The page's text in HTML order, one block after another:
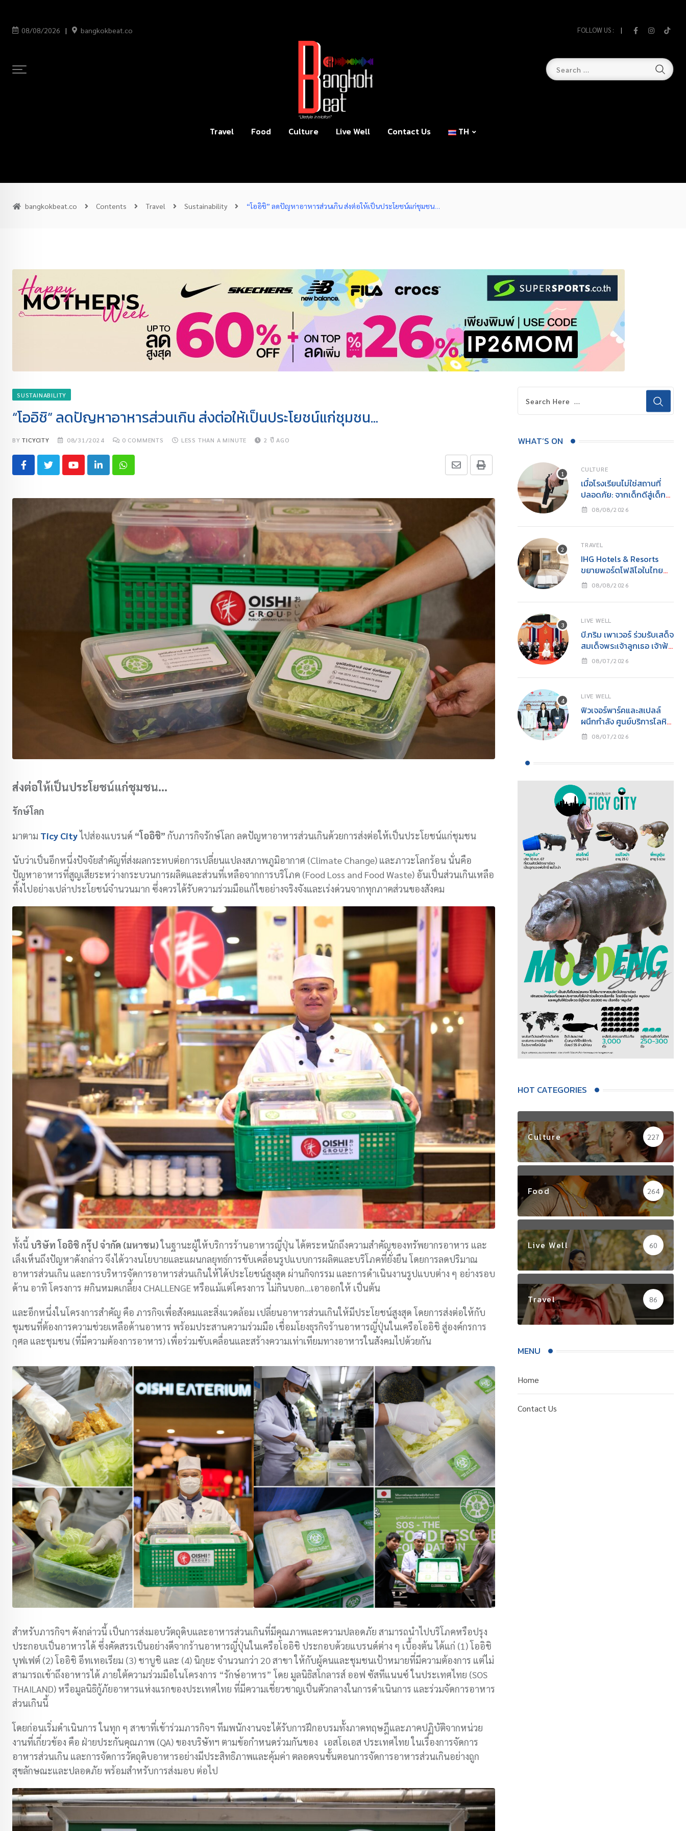
08/08/2026 bangkokbeat.co FOLLOW US :
Travel Food Culture Live Well Contact Us TH
bangkokbeat.co Contents Travel Sustainability “โออิชิ” ลดปัญหาอาหารส่วนเกิน ส่งต่อให้เป็นประโยชน์แก่ชุมชน…
SUSTAINABILITY
“โออิชิ” ลดปัญหาอาหารส่วนเกิน ส่งต่อให้เป็นประโยชน์แก่ชุมชน…
BYTICYCITY 08/31/2024 0 COMMENTS LESS THAN A MINUTE 2 ปี AGO
ส่งต่อให้เป็นประโยชน์แก่ชุมชน…
รักษ์โลก
มาตาม Ticy Cityไปส่องแบรนด์ “โออิชิ” กับภารกิจรักษ์โลก ลดปัญหาอาหารส่วนเกินด้วยการส่งต่อให้เป็นประโยชน์แก่ชุมชน
นับว่าเป็นอีกหนึ่งปัจจัยสำคัญที่ส่งผลกระทบต่อการเปลี่ยนแปลงสภาพภูมิอากาศ (Climate Change) และภาวะโลกร้อน นั่นคือ
ปัญหาอาหารที่สูญเสียระหว่างกระบวนการผลิตและส่วนที่เหลือจากการบริโภค (Food Loss and Food Waste) อันเป็นส่วนเกินเหลือ
ทิ้งไปอย่างเปล่าประโยชน์จำนวนมาก ซึ่งควรได้รับความร่วมมือแก้ไขอย่างจริงจังและเร่งด่วนจากทุกภาคส่วนของสังคม
ทั้งนี้ บริษัท โออิชิ กรุ๊ป จำกัด (มหาชน)ในฐานะผู้ให้บริการร้านอาหารญี่ปุ่น ได้ตระหนักถึงความสำคัญของทรัพยากรอาหาร และ
เล็งเห็นถึงปัญหาดังกล่าว จึงได้วางนโยบายและแผนกลยุทธ์การขับเคลื่อนรูปแบบการผลิตและบริโภคที่ยั่งยืน โดยการลดปริมาณ
อาหารส่วนเกิน และการบริหารจัดการอาหารส่วนเกินให้ได้ประโยชน์สูงสุด ผ่านกิจกรรม และการดำเนินงานรูปแบบต่าง ๆ อย่างรอบ
ด้าน อาทิ โครงการ #กินหมดเกลี้ยง CHALLENGE หรือแม้แต่โครงการ ไม่กินบอก…เอาออกให้ เป็นต้น
และอีกหนึ่งในโครงการสำคัญ คือ ภารกิจเพื่อสังคมและสิ่งแวดล้อม เปลี่ยนอาหารส่วนเกินให้มีประโยชน์สูงสุด โดยการส่งต่อให้กับ
ชุมชนที่ต้องการความช่วยเหลือด้านอาหาร พร้อมประสานความร่วมมือ เชื่อมโยงธุรกิจร้านอาหารญี่ปุ่นในเครือโออิชิ สู่องค์กรการ
กุศล และชุมชน (ที่มีความต้องการอาหาร) เพื่อร่วมขับเคลื่อนและสร้างความเท่าเทียมทางอาหารในสังคมไปด้วยกัน
สำหรับภารกิจฯ ดังกล่าวนี้ เป็นการส่งมอบวัตถุดิบและอาหารส่วนเกินที่มีคุณภาพและความปลอดภัย สามารถนำไปบริโภคหรือปรุง
ประกอบเป็นอาหารได้ ซึ่งคัดสรรเป็นอย่างดีจากร้านอาหารญี่ปุ่นในเครือโออิชิ ประกอบด้วยแบรนด์ต่าง ๆ เบื้องต้น ได้แก่ (1) โออิชิ
บุฟเฟต์ (2) โออิชิ อีทเทอเรียม (3) ชาบูชิ และ (4) นิกุยะ จำนวนกว่า 20 สาขา ให้กับผู้คนและชุมชนเป้าหมายที่มีความต้องการ แต่ไม่
สามารถเข้าถึงอาหารได้ ภายใต้ความร่วมมือในโครงการ “รักษ์อาหาร” โดย มูลนิธิสโกลารส์ ออฟ ซัสทีแนนซ์ ในประเทศไทย (SOS
THAILAND) หรือมูลนิธิกู้ภัยอาหารแห่งแรกของประเทศไทย ที่มีความเชี่ยวชาญเป็นตัวกลางในการดำเนินการ และร่วมจัดการอาหาร
ส่วนเกินนี้
โดยก่อนเริ่มดำเนินการ ในทุก ๆ สาขาที่เข้าร่วมภารกิจฯ ทีมพนักงานจะได้รับการฝึกอบรมทั้งภาคทฤษฎีและภาคปฏิบัติจากหน่วย
งานที่เกี่ยวข้อง คือ ฝ่ายประกันคุณภาพ (QA) ของบริษัทฯ ตามข้อกำหนดร่วมกันของ เอสโอเอส ประเทศไทย ในเรื่องการจัดการ
อาหารส่วนเกิน และการจัดการวัตถุดิบอาหารอย่างมีประสิทธิภาพและคุ้มค่า ตลอดจนขั้นตอนการจัดการอาหารส่วนเกินอย่างถูก
สุขลักษณะและปลอดภัย พร้อมสำหรับการส่งมอบ ต่อไป
WHAT’S ON
CULTURE
เมื่อโรงเรียนไม่ใช่สถานที่
ปลอดภัย: จากเด็กดีสู่เด็ก
เลว และโศกนาฏกรรมกราด
08/08/2026
TRAVEL
IHG Hotels & Resorts
ขยายพอร์ตโฟลิโอในไทย
เปิดตัว Holiday Inn
08/08/2026
LIVE WELL
บี.กริม เพาเวอร์ ร่วมรับเสด็จ
สมเด็จพระเจ้าลูกเธอ เจ้าฟ้า
สิริวัณณวรี นารีรัตนราช
รักษ์ทะเล SEA THE
อนุรักษ์ทะเลแห่งปีเพื่อการ
อนุรักษ์ทรัพยากรทางทะเล
อย่างยั่งยืน
08/07/2026
LIVE WELL
ฟิวเจอร์พาร์คและสเปลล์
ผนึกกำลัง ศูนย์บริการโลหิต
แห่งชาติ สภากาชาดไทย
แห่งแรกในศูนย์การค้า
โครงการ “ฟิวเจอร์ให้ใจ”
เดินหน้าสร้างสังคมแห่งการ
ให้
08/07/2026
HOT CATEGORIES
Culture 227
Food 264
Live Well 60
Travel 86
MENU
Home
Contact Us